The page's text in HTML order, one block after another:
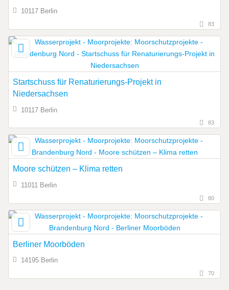
10117 Berlin
83
Startschuss für Renaturierungs-Projekt in
Niedersachsen
10117 Berlin
83
Moore schützen – Klima retten
11011 Berlin
80
Berliner Moorböden
14195 Berlin
70